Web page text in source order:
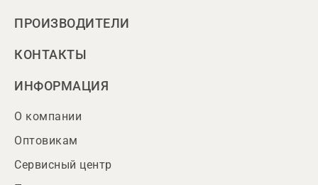
ПРОИЗВОДИТЕЛИ
КОНТАКТЫ
ИНФОРМАЦИЯ
О компании
Оптовикам
Сервисный центр